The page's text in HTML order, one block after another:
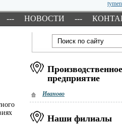
--- НОВОСТИ ---
Производственное
предприятие
Иваново
Наши филиалы